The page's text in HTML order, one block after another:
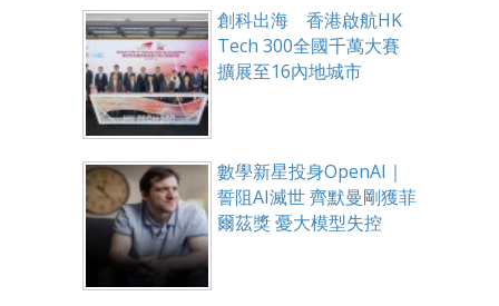
創科出海 香港啟航HK
Tech 300全國千萬大賽
擴展至16內地城市
數學新星投身OpenAI｜
誓阻AI滅世 齊默曼剛獲菲
爾茲獎 憂大模型失控